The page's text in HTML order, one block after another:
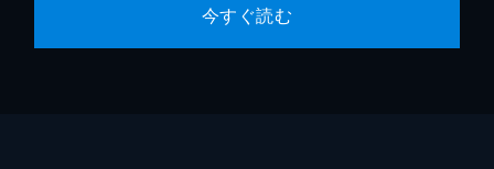
今すぐ読む